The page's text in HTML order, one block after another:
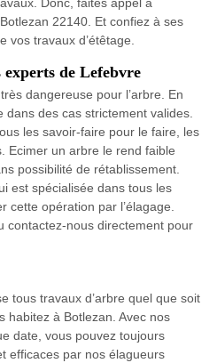
Donc, faites appel à
22140. Et confiez à ses
vos travaux d’étêtage.
de Lefebvre
dangereuse pour l’arbre. En
dans des cas strictement valides.
les savoir-faire pour le faire, les
Ecimer un arbre le rend faible
possibilité de rétablissement.
est spécialisée dans tous les
cette opération par l’élagage.
contactez-nous directement pour
tous travaux d’arbre quel que soit
habitez à Botlezan. Avec nos
date, vous pouvez toujours
efficaces par nos élagueurs